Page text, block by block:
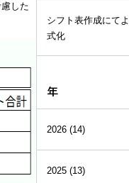
した
シフト表作成にて
式化
年
2026(14)
2025(13)